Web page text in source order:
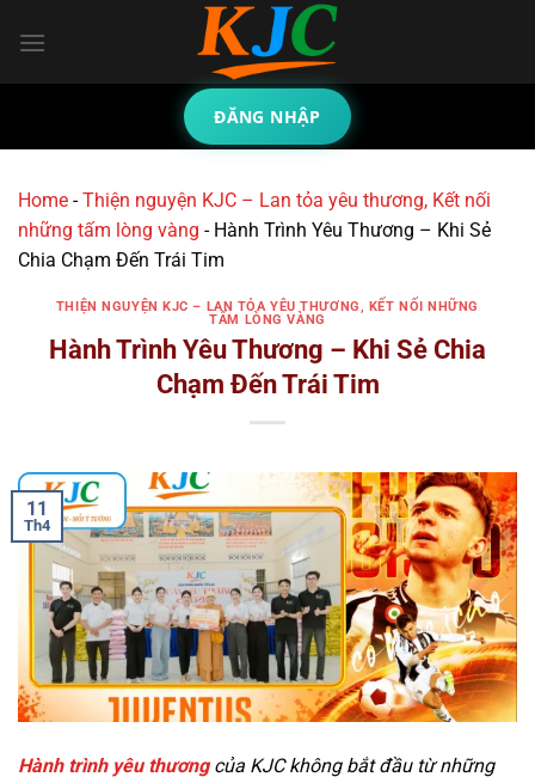
qua
ĐĂNG NHẬP
Home -Thiện nguyện KJC – Lan tỏa yêu thương, Kết nối
những tấm lòng vàng - Hành Trình Yêu Thương – Khi Sẻ
Chia Chạm Đến Trái Tim
THIỆN NGUYỆN KJC – LAN TỎA YÊU THƯƠNG, KẾT NỐI NHỮNG
TẤM LÒNG VÀNG
Hành Trình Yêu Thương – Khi Sẻ Chia
Chạm Đến Trái Tim
11
Th4
Hành trình yêu thươngcủa KJC không bắt đầu từ những